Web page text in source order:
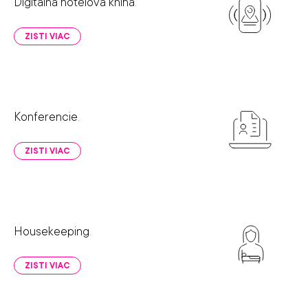
ZISTI VIAC
Konferencie.
ZISTI VIAC
Housekeeping.
ZISTI VIAC